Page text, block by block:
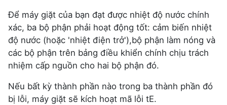
Để máy giặt của bạn đạt được nhiệt độ nước chính
xác, ba bộ phận phải hoạt động tốt: cảm biến nhiệt
độ nước (hoặc 'nhiệt điện trở'),bộ phận làm nóng và
các bộ phận trên bảng điều khiển chính chịu trách
nhiệm cấp nguồn cho hai bộ phận đó.
Nếu bất kỳ thành phần nào trong ba thành phần đó
bị lỗi, máy giặt sẽ kích hoạt mã lỗi tE.